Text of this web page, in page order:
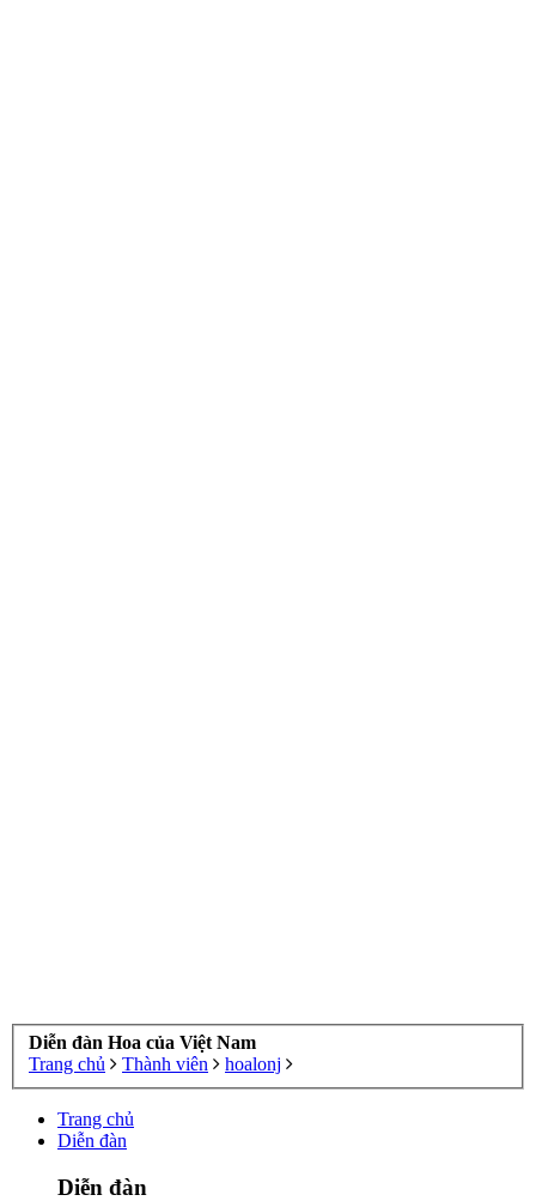
Diễn đàn Hoa của Việt Nam
Trang chủ
Thành viên hoalonj
Trang chủ
Diễn đàn
Diễn đàn